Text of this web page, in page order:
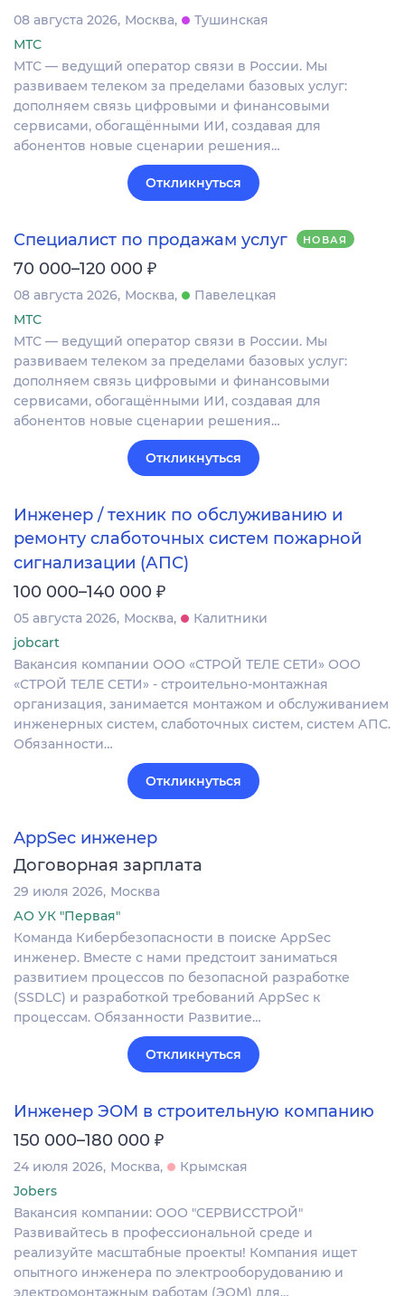
08 августа 2026 Москва
Тушинская
МТС
МТС — ведущий оператор связи в России. Мы
развиваем телеком за пределами базовых услуг:
дополняем связь цифровыми и финансовыми
сервисами, обогащёнными ИИ, создавая для
абонентов новые сценарии решения…
Откликнуться
Специалист по продажам услуг НОВАЯ
70 000–120 000 ₽
08 августа 2026 Москва
Павелецкая
МТС
МТС — ведущий оператор связи в России. Мы
развиваем телеком за пределами базовых услуг:
дополняем связь цифровыми и финансовыми
сервисами, обогащёнными ИИ, создавая для
абонентов новые сценарии решения…
Откликнуться
Инженер / техник по обслуживанию и
ремонту слаботочных систем пожарной
сигнализации (АПС)
100 000–140 000 ₽
05 августа 2026 Москва
Калитники
jobcart
Вакансия компании ООО «СТРОЙ ТЕЛЕ СЕТИ» ООО
«СТРОЙ ТЕЛЕ СЕТИ» - строительно-монтажная
организация, занимается монтажом и обслуживанием
инженерных систем, слаботочных систем, систем АПС.
Обязанности…
Откликнуться
AppSec инженер
Договорная зарплата
29 июля 2026 Москва
АО УК "Первая"
Команда Кибербезопасности в поиске AppSec
инженер. Вместе с нами предстоит заниматься
развитием процессов по безопасной разработке
(SSDLC) и разработкой требований AppSec к
процессам. Обязанности Развитие…
Откликнуться
Инженер ЭОМ в строительную компанию
150 000–180 000 ₽
24 июля 2026 Москва
Крымская
Jobers
Вакансия компании: ООО "СЕРВИССТРОЙ"
Развивайтесь в профессиональной среде и
реализуйте масштабные проекты! Компания ищет
опытного инженера по электрооборудованию и
электромонтажным работам (ЭОМ) для…